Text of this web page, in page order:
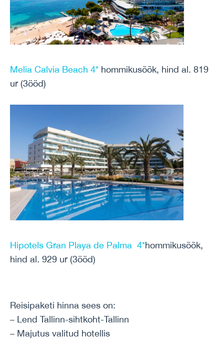
Melia Calvia Beach 4* hommikusõõk, hind al. 819
ur (3ööd)
Hipotels Gran Playa de Palma 4*hommikusõõk,
hind al. 929 ur (3ööd)
Reisipaketi hinna sees on:
– Lend Tallinn-sihtkoht-Tallinn
– Majutus valitud hotellis